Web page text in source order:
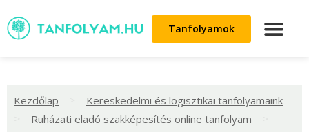
Tanfolyamok
Kezdőlap Kereskedelmi és logisztikai tanfolyamaink
Ruházati eladó szakképesítés online tanfolyam